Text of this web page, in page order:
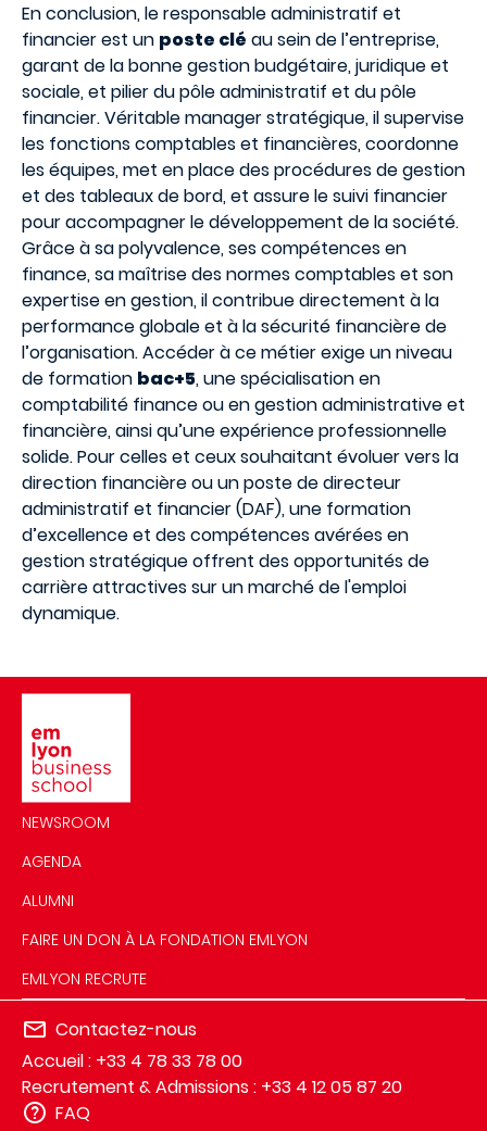
En conclusion, le responsable administratif et
financier est un poste clé au sein de l’entreprise,
garant de la bonne gestion budgétaire, juridique et
sociale, et pilier du pôle administratif et du pôle
financier. Véritable manager stratégique, il supervise
les fonctions comptables et financières, coordonne
les équipes, met en place des procédures de gestion
et des tableaux de bord, et assure le suivi financier
pour accompagner le développement de la société.
Grâce à sa polyvalence, ses compétences en
finance, sa maîtrise des normes comptables et son
expertise en gestion, il contribue directement à la
performance globale et à la sécurité financière de
l’organisation. Accéder à ce métier exige un niveau
de formation bac+5, une spécialisation en
comptabilité finance ou en gestion administrative et
financière, ainsi qu’une expérience professionnelle
solide. Pour celles et ceux souhaitant évoluer vers la
direction financière ou un poste de directeur
administratif et financier (DAF), une formation
d’excellence et des compétences avérées en
gestion stratégique offrent des opportunités de
carrière attractives sur un marché de l'emploi
dynamique.
NEWSROOM
AGENDA
ALUMNI
FAIRE UN DON À LA FONDATION EMLYON
EMLYON RECRUTE
Contactez-nous
Accueil : +33 4 78 33 78 00
Recrutement & Admissions : +33 4 12 05 87 20
FAQ